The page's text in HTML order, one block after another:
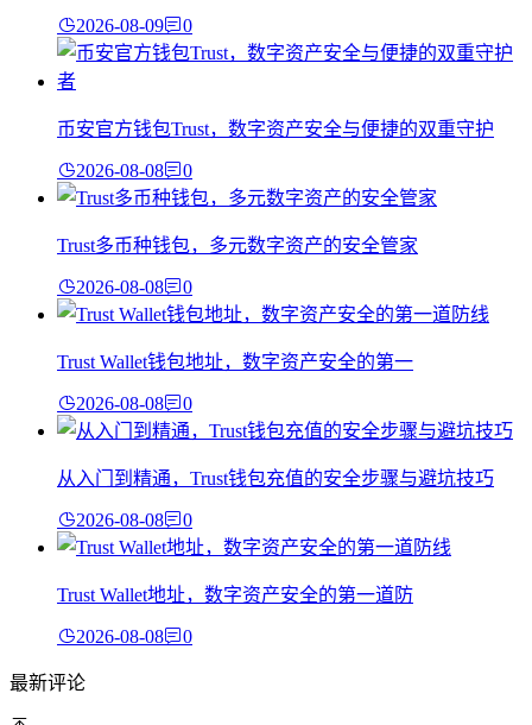
2026-08-09 0
币安官方钱包Trust，数字资产安全与便捷的双重守护
2026-08-08 0
Trust多币种钱包，多元数字资产的安全管家
2026-08-08 0
Trust Wallet钱包地址，数字资产安全的第一
2026-08-08 0
从入门到精通，Trust钱包充值的安全步骤与避坑技巧
2026-08-08 0
Trust Wallet地址，数字资产安全的第一道防
2026-08-08 0
最新评论